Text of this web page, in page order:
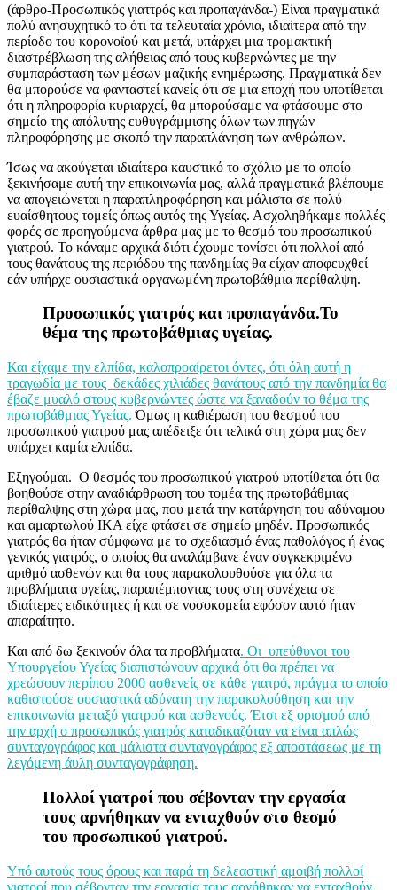
(άρθρο-Προσωπικός γιαττρός και προπαγάνδα-) Είναι πραγματικά
πολύ ανησυχητικό το ότι τα τελευταία χρόνια, ιδιαίτερα από την
περίοδο του κορονοϊού και μετά, υπάρχει μια τρομακτική
διαστρέβλωση της αλήθειας από τους κυβερνώντες με την
συμπαράσταση των μέσων μαζικής ενημέρωσης. Πραγματικά δεν
θα μπορούσε να φανταστεί κανείς ότι σε μια εποχή που υποτίθεται
ότι η πληροφορία κυριαρχεί, θα μπορούσαμε να φτάσουμε στο
σημείο της απόλυτης ευθυγράμμισης όλων των πηγών
πληροφόρησης με σκοπό την παραπλάνηση των ανθρώπων.
Ίσως να ακούγεται ιδιαίτερα καυστικό το σχόλιο με το οποίο
ξεκινήσαμε αυτή την επικοινωνία μας, αλλά πραγματικά βλέπουμε
να απογειώνεται η παραπληροφόρηση και μάλιστα σε πολύ
ευαίσθητους τομείς όπως αυτός της Υγείας. Ασχοληθήκαμε πολλές
φορές σε προηγούμενα άρθρα μας με το θεσμό του προσωπικού
γιατρού. Το κάναμε αρχικά διότι έχουμε τονίσει ότι πολλοί από
τους θανάτους της περιόδου της πανδημίας θα είχαν αποφευχθεί
εάν υπήρχε ουσιαστικά οργανωμένη πρωτοβάθμια περίθαλψη.
Προσωπικός γιατρός και προπαγάνδα.Το
θέμα της πρωτοβάθμιας υγείας.
Και είχαμε την ελπίδα, καλοπροαίρετοι όντες, ότι όλη αυτή η
τραγωδία με τους δεκάδες χιλιάδες θανάτους από την πανδημία θα
έβαζε μυαλό στους κυβερνώντες ώστε να ξαναδούν το θέμα της
πρωτοβάθμιας Υγείας. Όμως η καθιέρωση του θεσμού του
προσωπικού γιατρού μας απέδειξε ότι τελικά στη χώρα μας δεν
υπάρχει καμία ελπίδα.
Εξηγούμαι. Ο θεσμός του προσωπικού γιατρού υποτίθεται ότι θα
βοηθούσε στην αναδιάρθρωση του τομέα της πρωτοβάθμιας
περίθαλψης στη χώρα μας, που μετά την κατάργηση του αδύναμου
και αμαρτωλού ΙΚΑ είχε φτάσει σε σημείο μηδέν. Προσωπικός
γιατρός θα ήταν σύμφωνα με το σχεδιασμό ένας παθολόγος ή ένας
γενικός γιατρός, ο οποίος θα αναλάμβανε έναν συγκεκριμένο
αριθμό ασθενών και θα τους παρακολουθούσε για όλα τα
προβλήματα υγείας, παραπέμποντας τους στη συνέχεια σε
ιδιαίτερες ειδικότητες ή και σε νοσοκομεία εφόσον αυτό ήταν
απαραίτητο.
Και από δω ξεκινούν όλα τα προβλήματα. Οι υπεύθυνοι του
Υπουργείου Υγείας διαπιστώνουν αρχικά ότι θα πρέπει να
χρεώσουν περίπου 2000 ασθενείς σε κάθε γιατρό, πράγμα το οποίο
καθιστούσε ουσιαστικά αδύνατη την παρακολούθηση και την
επικοινωνία μεταξύ γιατρού και ασθενούς. Έτσι εξ ορισμού από
την αρχή ο προσωπικός γιατρός καταδικαζόταν να είναι απλώς
συνταγογράφος και μάλιστα συνταγογράφος εξ αποστάσεως με τη
λεγόμενη άυλη συνταγογράφηση.
Πολλοί γιατροί που σέβονταν την εργασία
τους αρνήθηκαν να ενταχθούν στο θεσμό
του προσωπικού γιατρού.
Υπό αυτούς τους όρους και παρά τη δελεαστική αμοιβή πολλοί
γιατροί που σέβονταν την εργασία τους αρνήθηκαν να ενταχθούν